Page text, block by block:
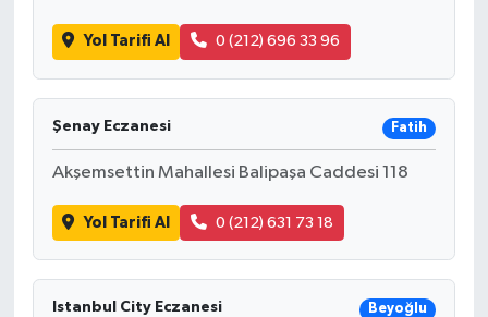
Yol Tarifi Al 0 (212) 696 33 96
Şenay Eczanesi Fatih
Akşemsettin Mahallesi Balipaşa Caddesi 118
Yol Tarifi Al 0 (212) 631 73 18
Istanbul City Eczanesi Beyoğlu